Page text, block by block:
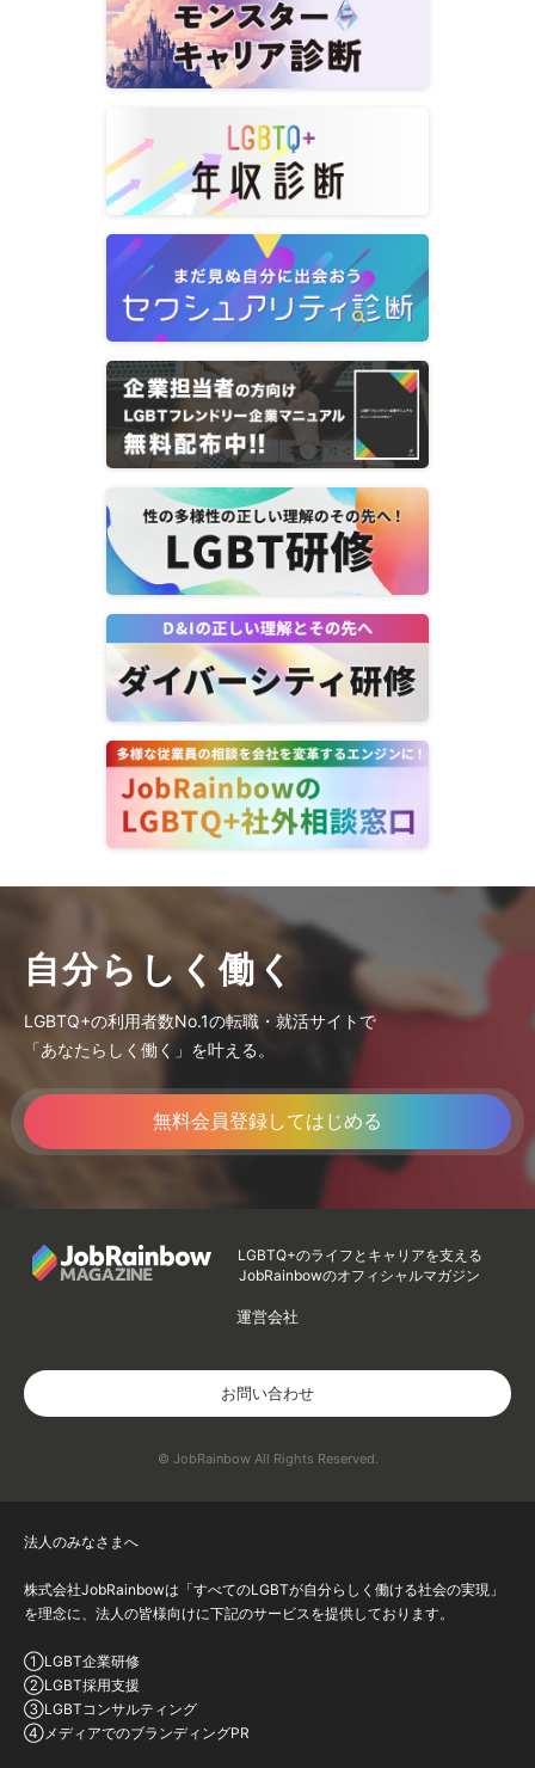
自分らしく働く
LGBTQ+の利用者数No.1の転職・就活サイトで
「あなたらしく働く」を叶える。
無料会員登録してはじめる
LGBTQ+のライフとキャリアを支える
JobRainbowのオフィシャルマガジン
運営会社
お問い合わせ
© JobRainbow All Rights Reserved.
法人のみなさまへ
株式会社JobRainbowは「すべてのLGBTが自分らしく働ける社会の実現」
を理念に、法人の皆様向けに下記のサービスを提供しております。
①LGBT企業研修
②LGBT採用支援
③LGBTコンサルティング
④メディアでのブランディングPR